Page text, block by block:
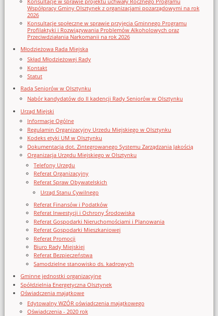
Współpracy Gminy Olsztynek z organizacjami pozarządowymi na rok
2026
Konsultacje społeczne w sprawie przyjęcia Gminnego Programu
Profilaktyki i Rozwiązywania Problemów Alkoholowych oraz
Przeciwdziałania Narkomanii na rok 2026
Młodzieżowa Rada Miejska
Skład Młodzieżowej Rady
Kontakt
Statut
Rada Seniorów w Olsztynku
Nabór kandydatów do II kadencji Rady Seniorów w Olsztynku
Urząd Miejski
Informacje Ogólne
Regulamin Organizacyjny Urzedu Miejskiego w Olsztynku
Kodeks etyki UM w Olsztynku
Dokumentacja dot. Zintegrowanego Systemu Zarządzania Jakością
Organizacja Urzędu Miejskiego w Olsztynku
Telefony Urzędu
Referat Organizacyjny
Referat Spraw Obywatelskich
Urząd Stanu Cywilnego
Referat Finansów i Podatków
Referat Inwestycji i Ochrony Środowiska
Referat Gospodarki Nieruchomościami i Planowania
Referat Gospodarki Mieszkaniowej
Referat Promocji
Biuro Rady Miejskiej
Referat Bezpieczeństwa
Samodzielne stanowisko ds. kadrowych
Gminne jednostki organizacyjne
Spółdzielnia Energetyczna Olsztynek
Oświadczenia majątkowe
Edytowalny WZÓR oświadczenia majątkowego
Oświadczenia - 2020 rok